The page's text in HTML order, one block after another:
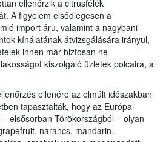
ellenőrzik a citrusfélék
A figyelem elsődlegesen a
import áru, valamint a nagybani
kínálatának átvizsgálására irányul,
innen már biztosan ne
kiszolgáló üzletek polcaira, a
ellenére az elmúlt időszakban
tapasztalták, hogy az Európai
elsősorban Törökországból – olyan
narancs, mandarin,